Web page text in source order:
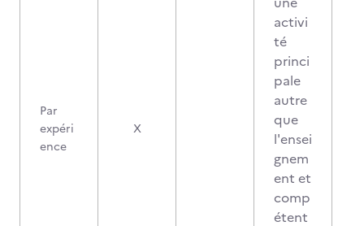
Par
expéri
ence
X
activi
té
princi
pale
autre
que
l'ensei
gnem
ent et
comp
étent